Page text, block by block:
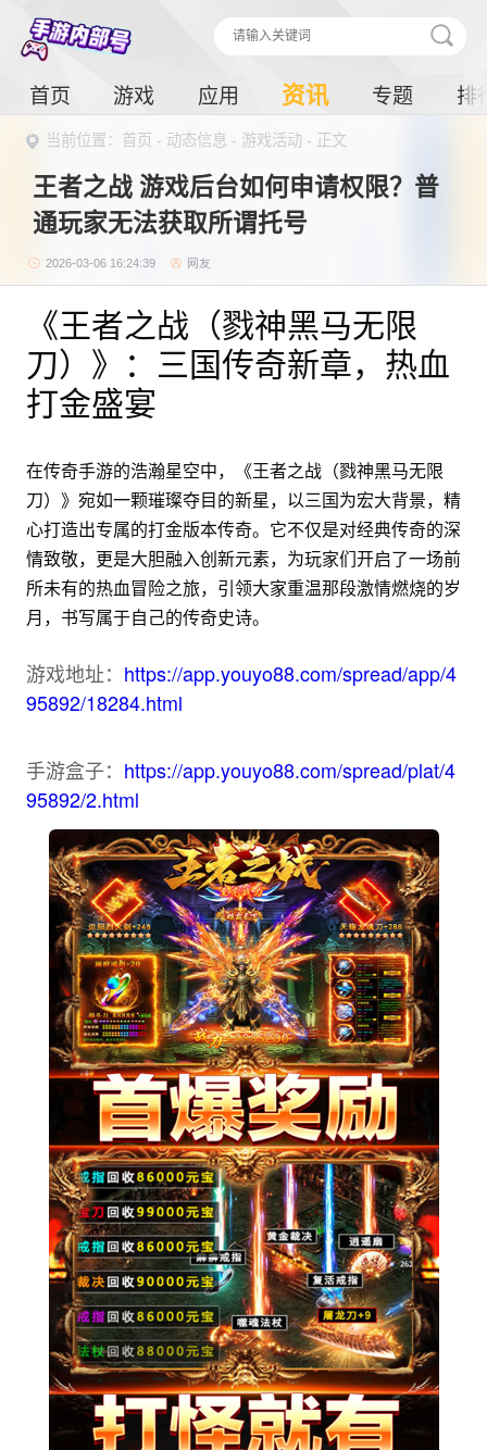
首页 游戏 应用 资讯 专题 排
当前位置： 首页 - 动态信息 - 游戏活动 - 正文
王者之战 游戏后台如何申请权限？普
通玩家无法获取所谓托号
2026-03-06 16:24:39 网友
《王者之战（戮神黑马无限
刀）》：三国传奇新章，热血
打金盛宴
在传奇手游的浩瀚星空中，《王者之战（戮神黑马无限
刀）》宛如一颗璀璨夺目的新星，以三国为宏大背景，精
心打造出专属的打金版本传奇。它不仅是对经典传奇的深
情致敬，更是大胆融入创新元素，为玩家们开启了一场前
所未有的热血冒险之旅，引领大家重温那段激情燃烧的岁
月，书写属于自己的传奇史诗。
游戏地址： https://app.youyo88.com/spread/app/4
95892/18284.html
手游盒子： https://app.youyo88.com/spread/plat/4
95892/2.html